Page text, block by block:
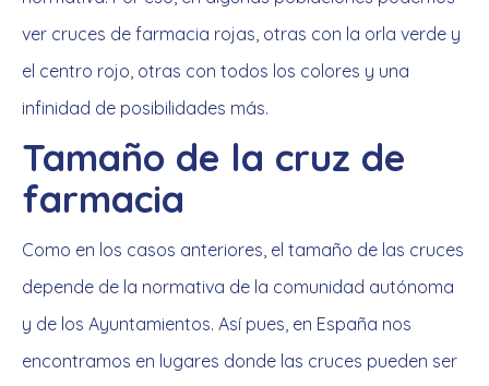
ver cruces de farmacia rojas, otras con la orla verde y
el centro rojo, otras con todos los colores y una
infinidad de posibilidades más.
Tamaño de la cruz de
farmacia
Como en los casos anteriores, el tamaño de las cruces
depende de la normativa de la comunidad autónoma
y de los Ayuntamientos. Así pues, en España nos
encontramos en lugares donde las cruces pueden ser